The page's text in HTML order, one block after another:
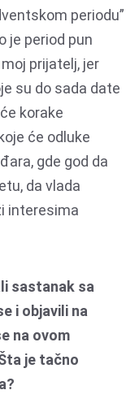
periodu”
je period pun
prijatelj, jer
su do sada date
korake
će odluke
gde god da
da vlada
interesima
sastanak sa
i objavili na
na ovom
je tačno